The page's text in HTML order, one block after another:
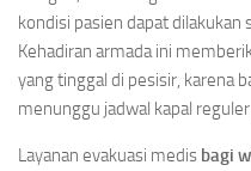
kondisi pasien dapat dilakukan
Kehadiran armada ini
yang tinggal di pesisir, karena
menunggu jadwal kapal
Layanan evakuasi medis bagi